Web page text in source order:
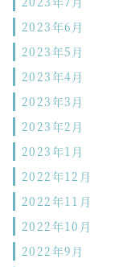
2023年6月
2023年5月
2023年4月
2023年3月
2023年2月
2023年1月
2022年12月
2022年11月
2022年10月
2022年9月